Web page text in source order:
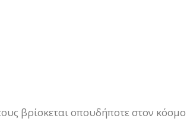
βρίσκεται οπουδήποτε στον κόσμο